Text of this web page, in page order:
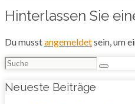
Hinterlassen Sie
Du musstangemeldetsein, um
Suchen
nach:
Neueste Beiträge